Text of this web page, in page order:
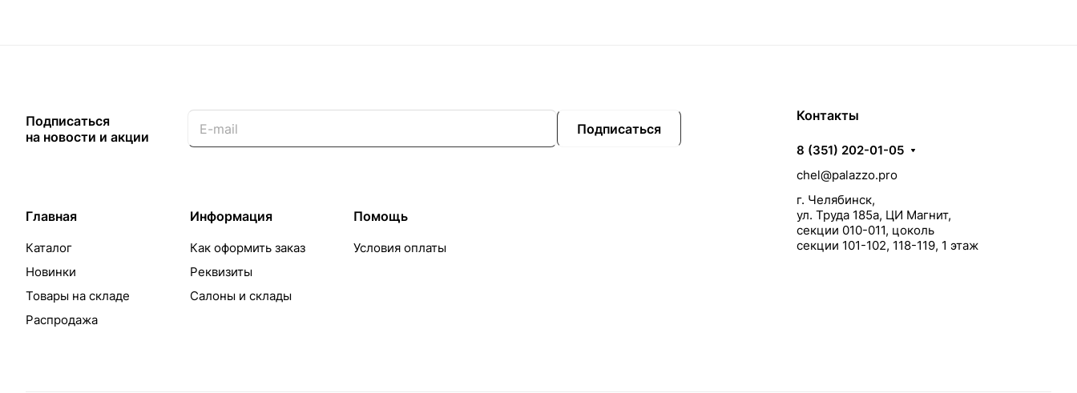
Подписаться
на новости и акции
Подписаться
Главная
Каталог
Новинки
Товары на складе
Распродажа
Информация
Как оформить заказ
Реквизиты
Салоны и склады
Помощь
Условия оплаты
Контакты
8 (351) 202-01-05
chel@palazzo.pro
г. Челябинск,
ул. Труда 185а, ЦИ Магнит,
секции 010-011, цоколь
секции 101-102, 118-119, 1 этаж